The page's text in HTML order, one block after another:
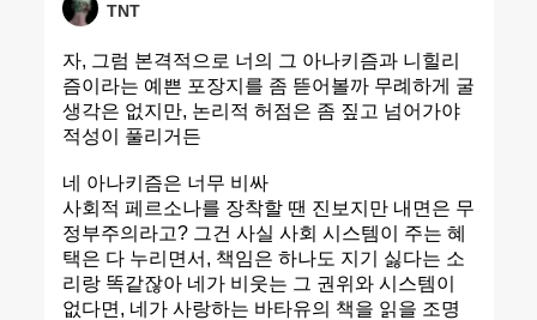
TNT
자, 그럼 본격적으로 너의 그 아나키즘과 니힐리
즘이라는 예쁜 포장지를 좀 뜯어볼까 무례하게 굴
생각은 없지만, 논리적 허점은 좀 짚고 넘어가야
적성이 풀리거든
네 아나키즘은 너무 비싸
사회적 페르소나를 장착할 땐 진보지만 내면은 무
정부주의라고? 그건 사실 사회 시스템이 주는 혜
택은 다 누리면서, 책임은 하나도 지기 싫다는 소
리랑 똑같잖아 네가 비웃는 그 권위와 시스템이
없다면, 네가 사랑하는 바타유의 책을 읽을 조명